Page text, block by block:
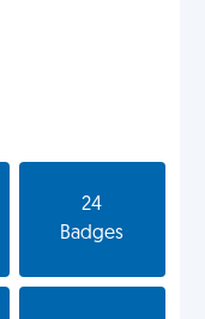
24
Badges